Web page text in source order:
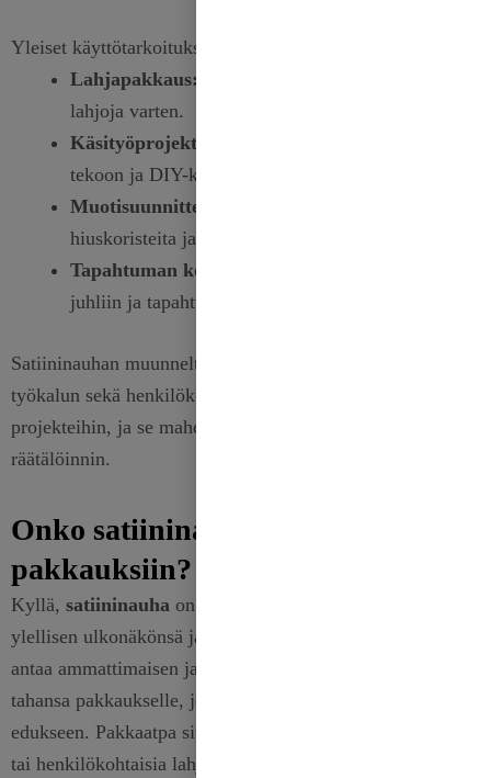
Yleiset käyttötarkoitukset:
Lahjapakkaus:
lahjoja varten.
Käsityöprojektit:
tekoon ja DIY-käsityöhön.
Muotisuunnittelu:
hiuskoristeita ja paljon muuta.
Tapahtuman koristeet:
juhliin ja tapahtumiin.
Satiininauhan muunneltavuus tekee siitä välttämättömän
työkalun sekä henkilökohtaisiin että ammatillisiin
projekteihin, ja se mahdollistaa loputtoman luovuuden ja
räätälöinnin.
Onko satiininauha hyvä valinta
pakkauksiin?
Kyllä, satiininauha on erinomainen valinta pakkaukseen
ylellisen ulkonäkönsä ja erinomaisen laatunsa ansiosta. Se
antaa ammattimaisen ja kiillotetun viimeistelyn mille
tahansa pakkaukselle, jolloin lahjasi tai tuotteesi erottuvat
edukseen. Pakkaatpa sitten ylellisyystuotteita, yrityslahjoja
tai henkilökohtaisia lahjoja, satiininauha parantaa